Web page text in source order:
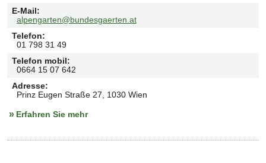
E-Mail:
alpengarten@bundesgaerten.at
Telefon:
01 798 31 49
Telefon mobil:
0664 15 07 642
Adresse:
Prinz Eugen Straße 27, 1030 Wien
Erfahren Sie mehr